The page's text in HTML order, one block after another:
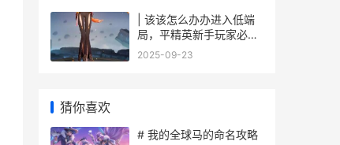
| 该该怎么办办进入低端
局，平精英新手玩家必看
攻略
2025-09-23
猜你喜欢
# 我的全球马的命名攻略